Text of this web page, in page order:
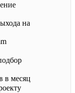
на
в месяц